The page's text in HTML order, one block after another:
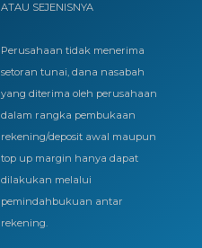
ATAU SEJENISNYA
Perusahaan tidak menerima
setoran tunai, dana nasabah
yang diterima oleh perusahaan
dalam rangka pembukaan
rekening/deposit awal maupun
top up margin hanya dapat
dilakukan melalui
pemindahbukuan antar
rekening.